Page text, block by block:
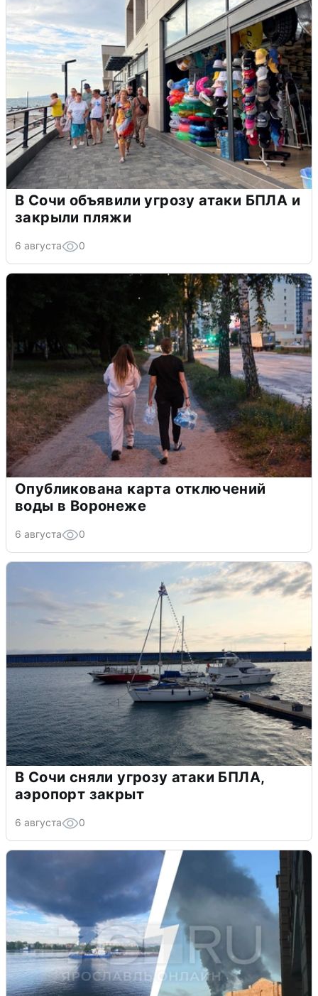
В Сочи объявили угрозу атаки БПЛА и
закрыли пляжи
6 августа 0
Опубликована карта отключений
воды в Воронеже
6 августа 0
В Сочи сняли угрозу атаки БПЛА,
аэропорт закрыт
6 августа 0